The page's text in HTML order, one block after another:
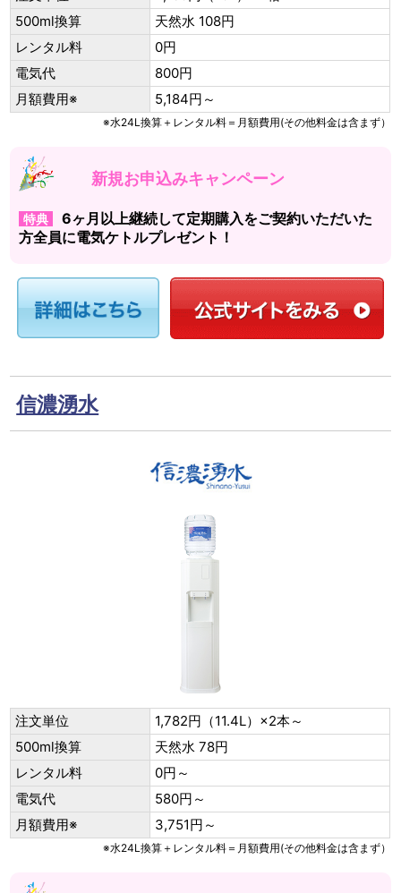
500ml換算
天然水 108円
レンタル料
0円
電気代
800円
月額費用※
5,184円～
※水24L換算＋レンタル料＝月額費用(その他料金は含まず）
新規お申込みキャンペーン
特典
6ヶ月以上継続して定期購入をご契約いただいた
方全員に電気ケトルプレゼント！
信濃湧水
注文単位
1,782円（11.4L）×2本～
500ml換算
天然水 78円
レンタル料
0円～
電気代
580円～
月額費用※
3,751円～
※水24L換算＋レンタル料＝月額費用(その他料金は含まず）